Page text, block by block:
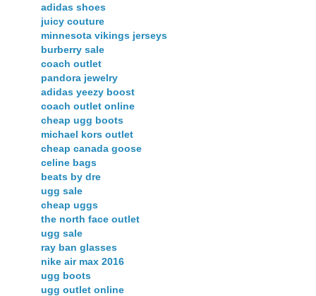
adidas shoes
juicy couture
minnesota vikings jerseys
burberry sale
coach outlet
pandora jewelry
adidas yeezy boost
coach outlet online
cheap ugg boots
michael kors outlet
cheap canada goose
celine bags
beats by dre
ugg sale
cheap uggs
the north face outlet
ugg sale
ray ban glasses
nike air max 2016
ugg boots
ugg outlet online